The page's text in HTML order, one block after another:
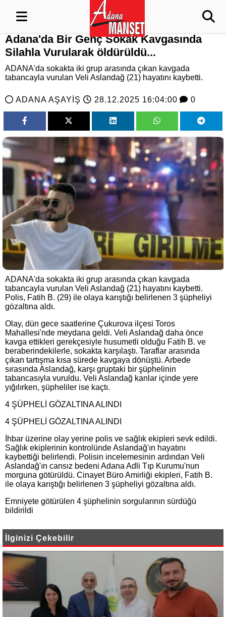
Adana'da Bir Genç Sokak Kavgasında
Silahla Vurularak öldürüldü...
ADANA'da sokakta iki grup arasında çıkan kavgada
tabancayla vurulan Veli Aslandağ (21) hayatını kaybetti.
ADANA AŞAYİŞ 28.12.2025 16:04:00 0
ADANA'da sokakta iki grup arasında çıkan kavgada
tabancayla vurulan Veli Aslandağ (21) hayatını kaybetti.
Polis, Fatih B. (29) ile olaya karıştığı belirlenen 3 şüpheliyi
gözaltına aldı.
Olay, dün gece saatlerine Çukurova ilçesi Toros
Mahallesi'nde meydana geldi. Veli Aslandağ daha önce
kavga ettikleri gerekçesiyle husumetli olduğu Fatih B. ve
beraberindekilerle, sokakta karşılaştı. Taraflar arasında
çıkan tartışma kısa sürede kavgaya dönüştü. Arbede
sırasında Aslandağ, karşı gruptaki bir şüphelinin
tabancasıyla vuruldu. Veli Aslandağ kanlar içinde yere
yığılırken, şüpheliler ise kaçtı.
4 ŞÜPHELİ GÖZALTINA ALINDI
4 ŞÜPHELİ GÖZALTINA ALINDI
İhbar üzerine olay yerine polis ve sağlık ekipleri sevk edildi.
Sağlık ekiplerinin kontrolünde Aslandağ'ın hayatını
kaybettiği belirlendi. Polisin incelemesinin ardından Veli
Aslandağ'ın cansız bedeni Adana Adli Tıp Kurumu'nun
morguna götürüldü. Cinayet Büro Amirliği ekipleri, Fatih B.
ile olaya karıştığı belirlenen 3 şüpheliyi gözaltına aldı.
Emniyete götürülen 4 şüphelinin sorgularının sürdüğü
bildirildi
İlginizi Çekebilir